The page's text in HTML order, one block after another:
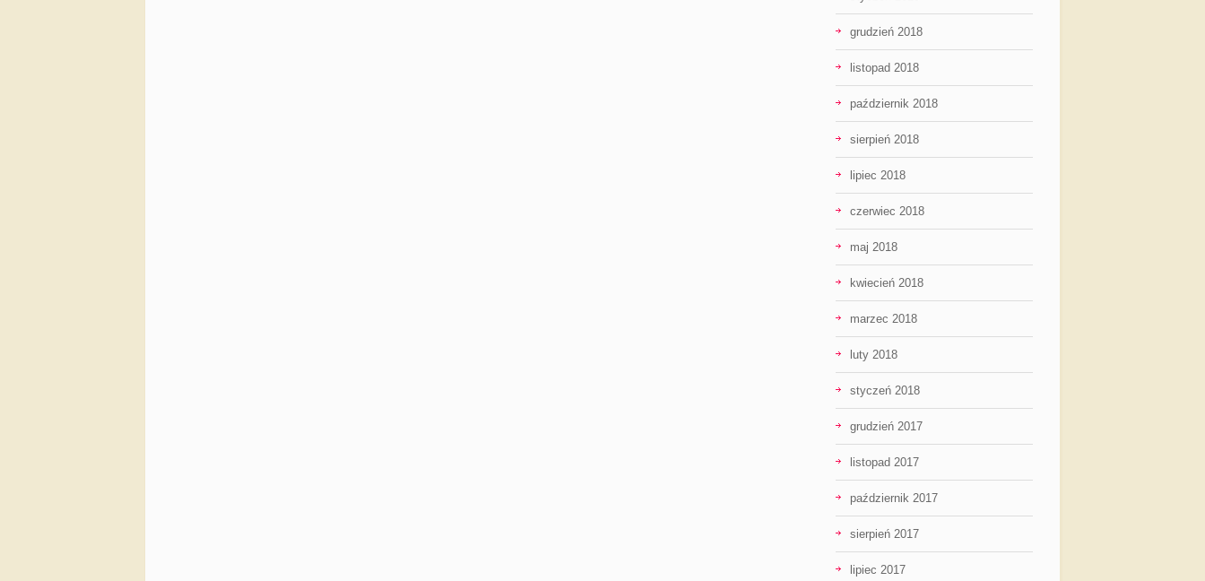
grudzień 2018
listopad 2018
październik 2018
sierpień 2018
lipiec 2018
czerwiec 2018
maj 2018
kwiecień 2018
marzec 2018
luty 2018
styczeń 2018
grudzień 2017
listopad 2017
październik 2017
sierpień 2017
lipiec 2017